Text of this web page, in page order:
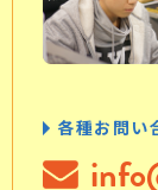
各種お問い